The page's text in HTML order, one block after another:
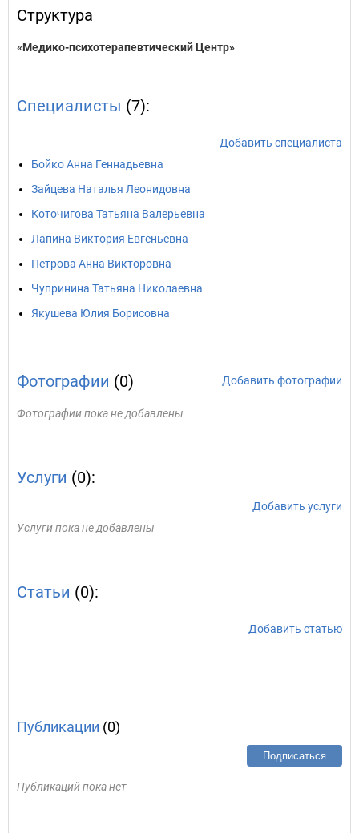
Структура
«Медико-психотерапевтический Центр»
Специалисты (7):
Добавить специалиста
Бойко Анна Геннадьевна
Зайцева Наталья Леонидовна
Коточигова Татьяна Валерьевна
Лапина Виктория Евгеньевна
Петрова Анна Викторовна
Чупринина Татьяна Николаевна
Якушева Юлия Борисовна
Фотографии (0) Добавить фотографии
Фотографии пока не добавлены
Услуги (0):
Добавить услуги
Услуги пока не добавлены
Статьи (0):
Добавить статью
Публикации (0)
Подписаться
Публикаций пока нет